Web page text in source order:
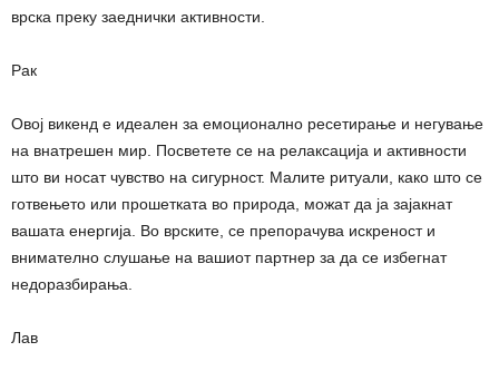
врска преку заеднички активности.
Рак
Овој викенд е идеален за емоционално ресетирање и негување
на внатрешен мир. Посветете се на релаксација и активности
што ви носат чувство на сигурност. Малите ритуали, како што се
готвењето или прошетката во природа, можат да ја зајакнат
вашата енергија. Во врските, се препорачува искреност и
внимателно слушање на вашиот партнер за да се избегнат
недоразбирања.
Лав